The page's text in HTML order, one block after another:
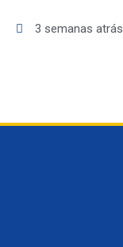
3 semanas atrás